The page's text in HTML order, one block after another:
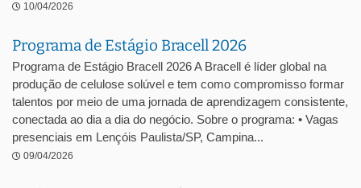
10/04/2026
Programa de Estágio Bracell 2026
Programa de Estágio Bracell 2026 A Bracell é líder global na
produção de celulose solúvel e tem como compromisso formar
talentos por meio de uma jornada de aprendizagem consistente,
conectada ao dia a dia do negócio. Sobre o programa: • Vagas
presenciais em Lençóis Paulista/SP, Campina...
09/04/2026